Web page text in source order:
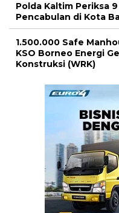
Polda Kaltim Periksa
Pencabulan di Kota
1.500.000 Safe
KSO Borneo Energi
Konstruksi (WRK)